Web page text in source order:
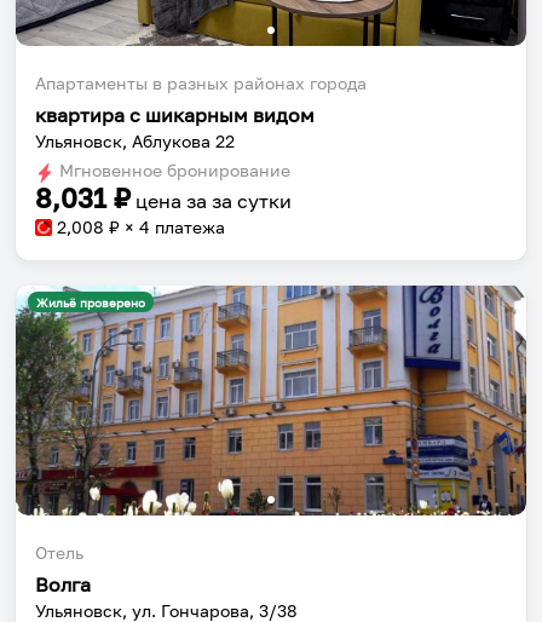
Апартаменты в разных районах города
квартира с шикарным видом
Ульяновск, Аблукова 22
Мгновенное бронирование
8,031₽ цена за за сутки
2,008 ₽ × 4 платежа
Жильё проверено
Отель
Волга
Ульяновск, ул. Гончарова, 3/38